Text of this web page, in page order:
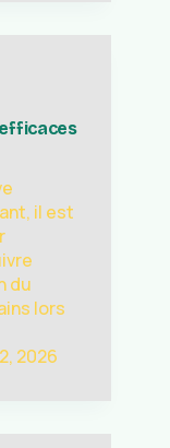
il est
du
lors
2026